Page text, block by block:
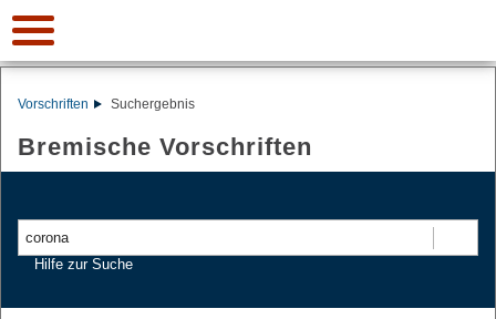
Vorschriften Suchergebnis
Bremische Vorschriften
Hilfe zur Suche